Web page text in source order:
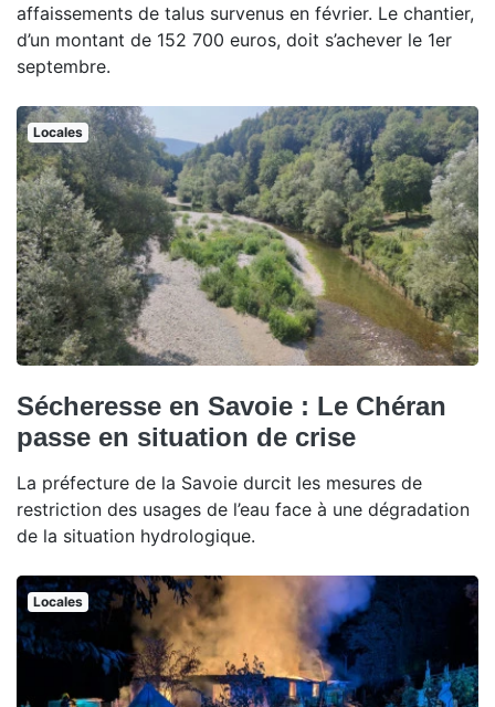
affaissements de talus survenus en février. Le chantier,
d’un montant de 152 700 euros, doit s’achever le 1er
septembre.
Locales
Sécheresse en Savoie : Le Chéran
passe en situation de crise
La préfecture de la Savoie durcit les mesures de
restriction des usages de l’eau face à une dégradation
de la situation hydrologique.
Locales